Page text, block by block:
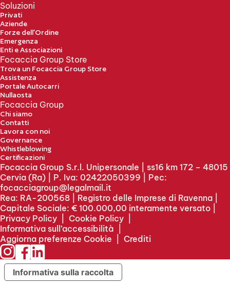
Soluzioni
Privati
Aziende
Forze dell’Ordine
Emergenza
Enti e Associazioni
Focaccia Group Store
Trova un Focaccia Group Store
Assistenza
Portale Autocarri
Nullaosta
Focaccia Group
Chi siamo
Contatti
Lavora con noi
Governance
Whistleblowing
Certificazioni
Focaccia Group S.r.l. Unipersonale | ss16 km 172 – 48015
Cervia (Ra) | P. Iva: 02422050399 | Pec:
focacciagroup@legalmail.it
Rea: RA-200568 | Registro delle Imprese di Ravenna |
Capitale Sociale: € 100.000,00 interamente versato |
Privacy Policy
Cookie Policy
Informativa sull’accessibilità
Aggiorna preferenze Cookie
Crediti
Informativa sulla raccolta